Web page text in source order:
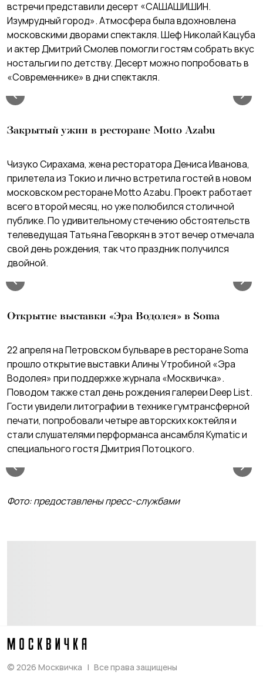
встречи представили десерт «САШАШИШИН.
Изумрудный город». Атмосфера была вдохновлена
московскими дворами спектакля. Шеф Николай Кацуба
и актер Дмитрий Смолев помогли гостям собрать вкус
ностальгии по детству. Десерт можно попробовать в
«Современнике» в дни спектакля.
Закрытый ужин в ресторане Motto Azabu
Чизуко Сирахама, жена ресторатора Дениса Иванова,
прилетела из Токио и лично встретила гостей в новом
московском ресторане Motto Azabu. Проект работает
всего второй месяц, но уже полюбился столичной
публике. По удивительному стечению обстоятельств
телеведущая Татьяна Геворкян в этот вечер отмечала
свой день рождения, так что праздник получился
двойной.
Открытие выставки «Эра Водолея» в Soma
22 апреля на Петровском бульваре в ресторане Soma
прошло открытие выставки Алины Утробиной «Эра
Водолея» при поддержке журнала «Москвичка».
Поводом также стал день рождения галереи Deep List.
Гости увидели литографии в технике гумтрансферной
печати, попробовали четыре авторских коктейля и
стали слушателями перформанса ансамбля Kymatic и
специального гостя Дмитрия Потоцкого.
Фото: предоставлены пресс-службами
© 2026 Москвичка Все права защищены